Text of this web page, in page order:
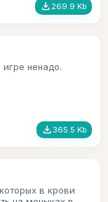
file_download 269.9 Kb
ненадо.
file_download 365.5 Kb
в крови